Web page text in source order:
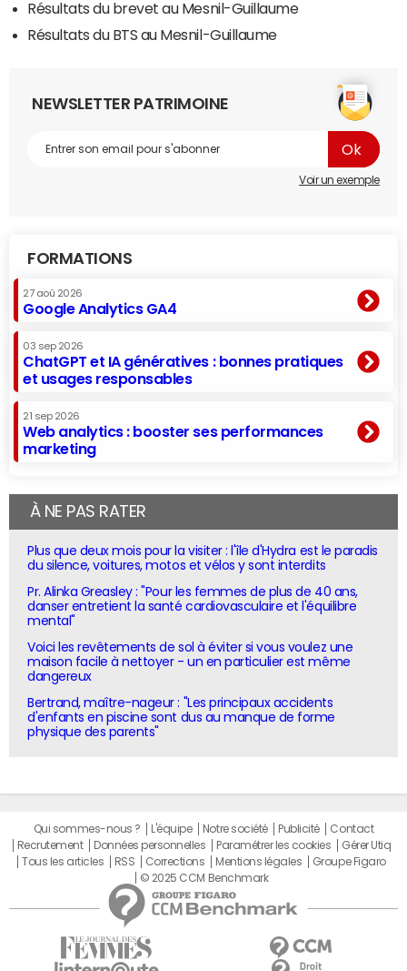
Résultats du brevet au Mesnil-Guillaume
Résultats du BTS au Mesnil-Guillaume
NEWSLETTER PATRIMOINE
Voir un exemple
FORMATIONS
27 aoû 2026
Google Analytics GA4
03 sep 2026
ChatGPT et IA génératives : bonnes pratiques
et usages responsables
21 sep 2026
Web analytics : booster ses performances
marketing
À NE PAS RATER
Plus que deux mois pour la visiter : l'île d'Hydra est le paradis
du silence, voitures, motos et vélos y sont interdits
Pr. Alinka Greasley : "Pour les femmes de plus de 40 ans,
danser entretient la santé cardiovasculaire et l'équilibre
mental"
Voici les revêtements de sol à éviter si vous voulez une
maison facile à nettoyer - un en particulier est même
dangereux
Bertrand, maître-nageur : "Les principaux accidents
d'enfants en piscine sont dus au manque de forme
physique des parents"
Qui sommes-nous ? L'équipe Notre société Publicité
Contact
Recrutement
Données personnelles Paramétrer les cookies
Gérer Utiq
Tous les articles
RSS Corrections Mentions légales
Groupe Figaro
© 2025 CCM Benchmark